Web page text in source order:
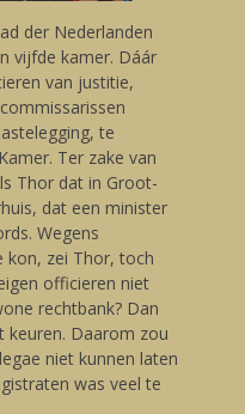
der Nederlanden
vijfde kamer. Dáár
van justitie,
te
Ter zake van
Thor dat in Groot-
dat een minister
Wegens
kon, zei Thor, toch
officieren niet
rechtbank? Dan
keuren. Daarom zou
niet kunnen laten
was veel te